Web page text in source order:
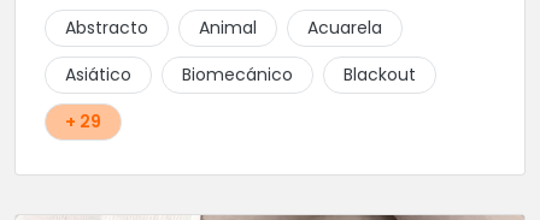
Abstracto Animal
Acuarela
Asiático
Biomecánico
Blackout
+ 29